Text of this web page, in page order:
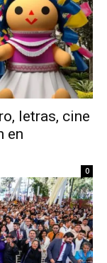
letras, cine
en
0